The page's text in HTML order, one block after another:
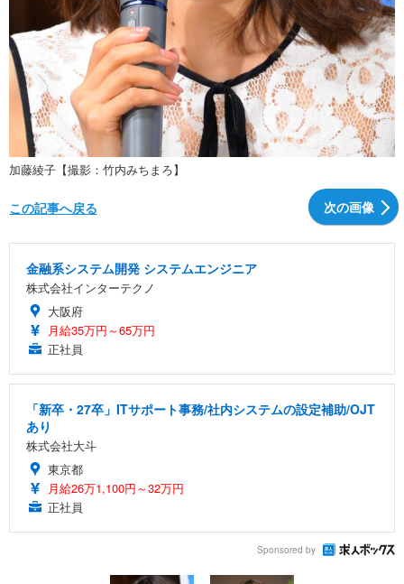
加藤綾子【撮影：竹内みちまろ】
次の画像
この記事へ戻る
金融系システム開発 システムエンジニア
株式会社インターテクノ
大阪府
月給35万円～65万円
正社員
「新卒・27卒」ITサポート事務/社内システムの設定補助/OJT
あり
株式会社大斗
東京都
月給26万1,100円～32万円
正社員
Sponsored by